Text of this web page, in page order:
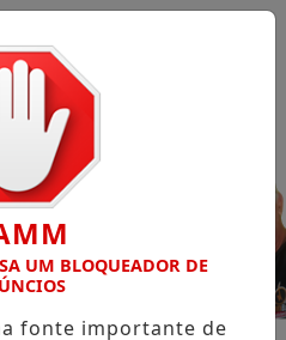
UM BLOQUEADOR DE
fonte importante de